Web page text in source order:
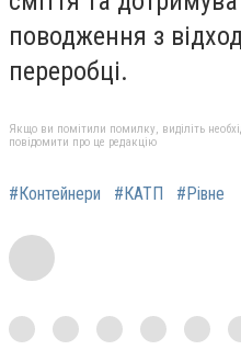
поводження з
переробці.
Якщо ви помітили помилку, виділіть
повідомити про це редакцію
#Контейнери #КАТП #Рівне